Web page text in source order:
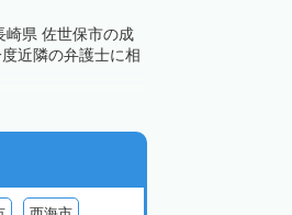
崎県 佐世保市の成
近隣の弁護士に相